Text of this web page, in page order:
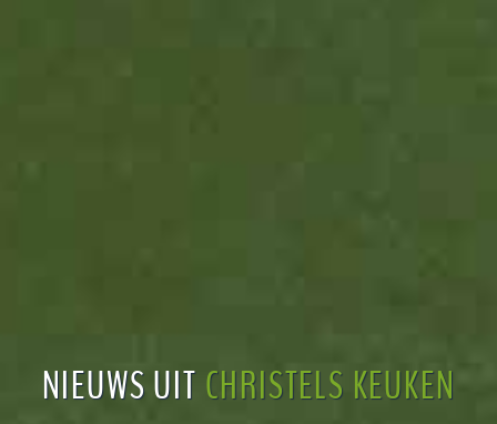
NIEUWS UIT CHRISTELS KEUKEN